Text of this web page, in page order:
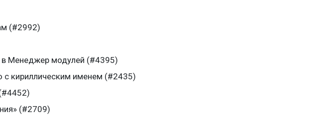
(#2992)
в Менеджер модулей (#4395)
с кириллическим именем (#2435)
(#2709)